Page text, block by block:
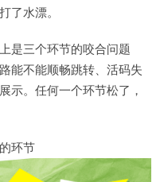
了水漂。
是三个环节的咬合问题
能不能顺畅跳转、活码失
示。任何一个环节松了，
环节